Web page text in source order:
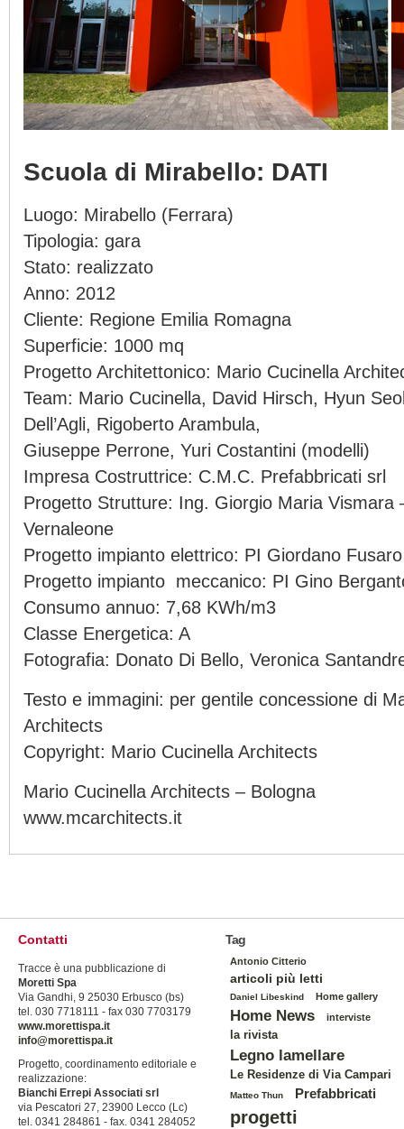
Scuola di Mirabello: DATI
Luogo: Mirabello (Ferrara)
Tipologia: gara
Stato: realizzato
Anno: 2012
Cliente: Regione Emilia Romagna
Superficie: 1000 mq
Progetto Architettonico: Mario Cucinella
Team: Mario Cucinella, David Hirsch, Hyun
Dell’Agli, Rigoberto Arambula,
Giuseppe Perrone, Yuri Costantini (modelli)
Impresa Costruttrice: C.M.C. Prefabbricati srl
Progetto Strutture: Ing. Giorgio Maria Vismara
Vernaleone
Progetto impianto elettrico: PI Giordano Fusaro
Progetto impianto meccanico: PI Gino
Consumo annuo: 7,68 KWh/m3
Classe Energetica: A
Fotografia: Donato Di Bello, Veronica
Testo e immagini: per gentile concessione di
Architects
Copyright: Mario Cucinella Architects
Mario Cucinella Architects – Bologna
www.mcarchitects.it
Contatti
Tracce è una pubblicazione di
Moretti Spa
Via Gandhi, 9 25030 Erbusco (bs)
tel. 030 7718111 - fax 030 7703179
www.morettispa.it
info@morettispa.it
Progetto, coordinamento editoriale e
realizzazione:
Bianchi Errepi Associati srl
via Pescatori 27, 23900 Lecco (Lc)
tel. 0341 284861 - fax. 0341 284052
Tag
Antonio Citterio
articoli più letti
Daniel Libeskind Home gallery
Home News interviste
la rivista
Legno lamellare
Le Residenze di Via Campari
Matteo Thun Prefabbricati
progetti